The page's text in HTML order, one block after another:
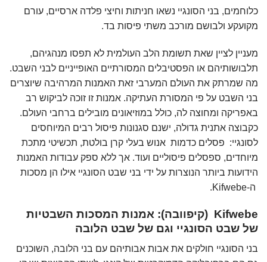
כלוחמים, בני הסונגיי נשאו חניתות וחיצי פלדה ארסיים, עורם
מקועקע ולבושם מורכב משתי פיסות בד.
מעניין לציין שאת תשומת הלב העולמית לא תפסו מנהגיהם,
תלבושותיהם או הפסטיבלים המסורתיים האופייניים לבני השבט.
מה שמרתק את העולם המערבי זאת האמנות המרהיבה שיוצרים
בני השבט על פי המסורת העתיקה. אמנות זו זוכה לביקוש רב
באפריקה ומחוצה לה, כולל במוזיאונים מובילים ברחבי העולם.
כקבוצה אתנית גדולה, ישנם סגנונות פיסול רבים המיוחסים
לסונגיי: פסלים כדמות אנוש בעלי קרן בולטת, תכשיטי מתכת
מיוחדים, ספסלים פיסוליים ועוד. אך ללא ספק עבודות האמנות
הידועות ביותר הנוצרות על ידי בני שבט הסונגיי אילו הן מסכות
ה-Kifwebe.
Kifwebe (קיפוובה): אמנות המסכות השבטיות
של שבט הסונגיי וגם של שבט הלובה
בני הסונגיי חולקים את אבות אבותיהם עם בני הלובה, השוכנים